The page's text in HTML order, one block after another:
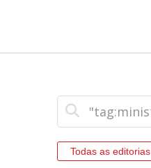
Todas as editorias